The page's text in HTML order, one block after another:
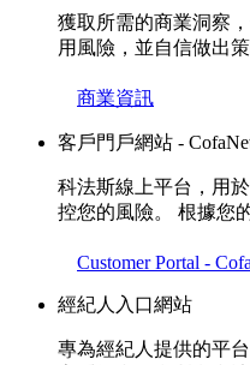
獲取所需的商業洞察
用風險，並自信做出
商業資訊
客戶門戶網站 -
科法斯線上平台，用
控您的風險。 根據您
Customer Portal -
經紀人入口網站
專為經紀人提供的平